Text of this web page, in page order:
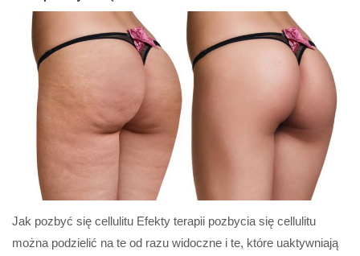
Jak pozbyć się cellulitu Efekty terapii pozbycia się cellulitu
można podzielić na te od razu widoczne i te, które uaktywniają